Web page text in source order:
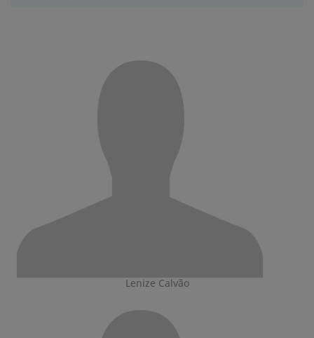
Lenize Calvão